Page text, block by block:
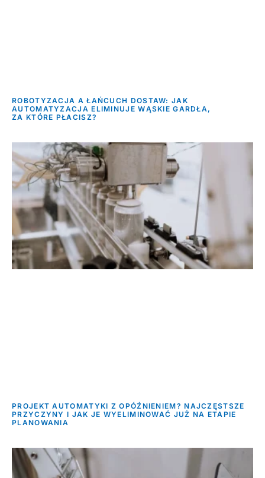
ROBOTYZACJA A ŁAŃCUCH DOSTAW: JAK
AUTOMATYZACJA ELIMINUJE WĄSKIE GARDŁA,
ZA KTÓRE PŁACISZ?
PROJEKT AUTOMATYKI Z OPÓŹNIENIEM? NAJCZĘSTSZE
PRZYCZYNY I JAK JE WYELIMINOWAĆ JUŻ NA ETAPIE
PLANOWANIA